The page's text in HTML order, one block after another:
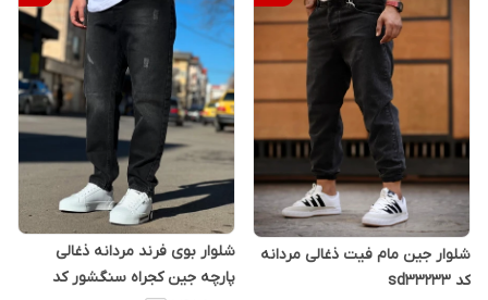
شلوار جین مام فیت ذغالی مردانه
کد sd33233
شلوار بوی فرند مردانه ذغالی
پارچه جین کجراه سنگشور کد